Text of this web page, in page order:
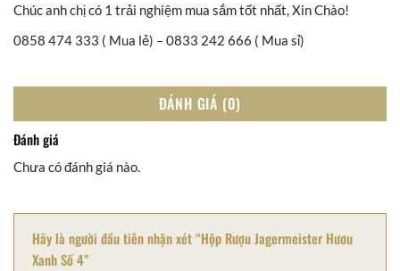
Chúc anh chị có 1 trải nghiệm mua sắm tốt nhất, Xin Chào!
0858 474 333 ( Mua lẻ) – 0833 242 666 ( Mua sỉ)
ĐÁNH GIÁ (0)
Đánh giá
Chưa có đánh giá nào.
Hãy là người đầu tiên nhận xét “Hộp Rượu Jagermeister Hươu
Xanh Số 4”